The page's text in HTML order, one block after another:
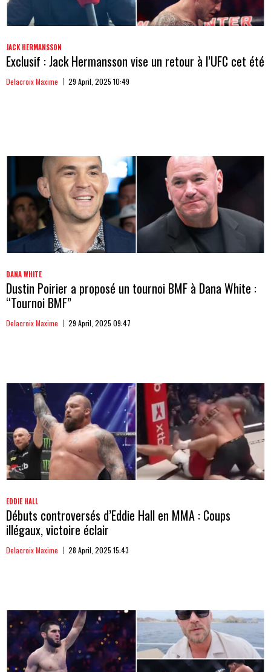
JACK HERMANSSON
Exclusif : Jack Hermansson vise un retour à l’UFC cet été
Delacroix Maxime 29 April, 2025 10:49
DANA WHITE
Dustin Poirier a proposé un tournoi BMF à Dana White :
“Tournoi BMF”
Delacroix Maxime 29 April, 2025 09:47
EDDIE HALL
Débuts controversés d’Eddie Hall en MMA : Coups
illégaux, victoire éclair
Delacroix Maxime 28 April, 2025 15:43